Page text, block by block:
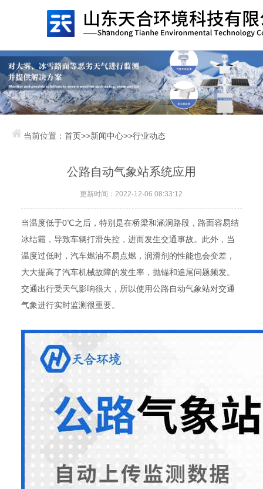
当前位置：首页>>新闻中心>>行业动态
公路自动气象站系统应用
更新时间：2022-12-06 08:33:12
当温度低于0℃之后，特别是在桥梁和涵洞路段，路面容易结
冰结霜，导致车辆打滑失控，进而发生交通事故。此外，当
温度过低时，汽车燃油不易点燃，润滑剂的性能也会变差，
大大提高了汽车机械故障的发生率，抛锚和追尾问题频发。
交通出行受天气影响很大，所以使用公路自动气象站对交通
气象进行实时监测很重要。